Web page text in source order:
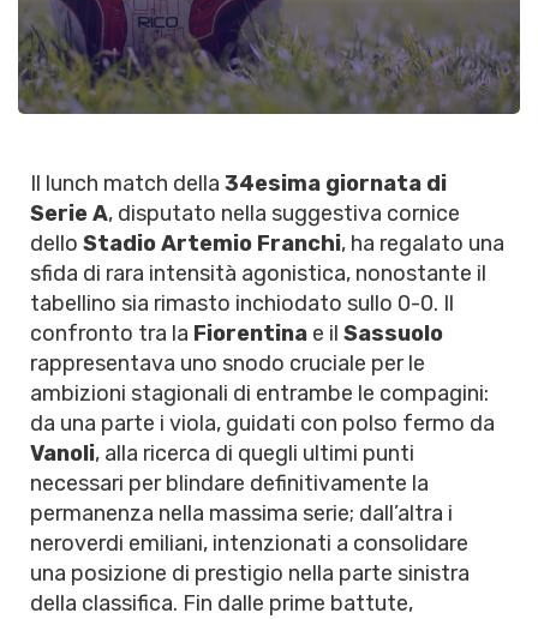
Il lunch match della 34esima giornata di
Serie A, disputato nella suggestiva cornice
dello Stadio Artemio Franchi, ha regalato una
sfida di rara intensità agonistica, nonostante il
tabellino sia rimasto inchiodato sullo 0-0. Il
confronto tra la Fiorentina e il Sassuolo
rappresentava uno snodo cruciale per le
ambizioni stagionali di entrambe le compagini:
da una parte i viola, guidati con polso fermo da
Vanoli, alla ricerca di quegli ultimi punti
necessari per blindare definitivamente la
permanenza nella massima serie; dall’altra i
neroverdi emiliani, intenzionati a consolidare
una posizione di prestigio nella parte sinistra
della classifica. Fin dalle prime battute,